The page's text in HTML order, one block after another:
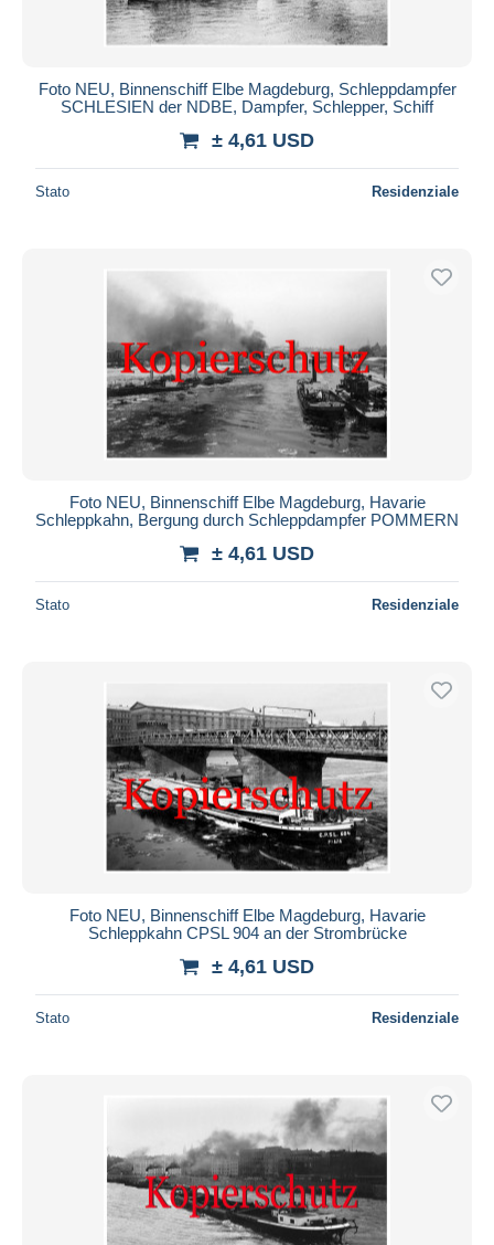
Foto NEU, Binnenschiff Elbe Magdeburg, Schleppdampfer
SCHLESIEN der NDBE, Dampfer, Schlepper, Schiff
± 4,61 USD
Stato Residenziale
Foto NEU, Binnenschiff Elbe Magdeburg, Havarie
Schleppkahn, Bergung durch Schleppdampfer POMMERN
± 4,61 USD
Stato Residenziale
Foto NEU, Binnenschiff Elbe Magdeburg, Havarie
Schleppkahn CPSL 904 an der Strombrücke
± 4,61 USD
Stato Residenziale